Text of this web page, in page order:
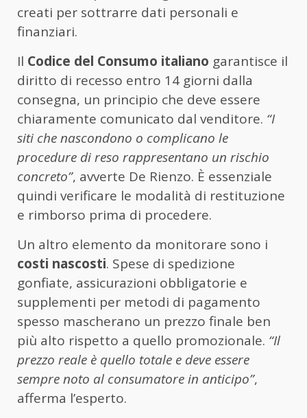
creati per sottrarre dati personali e
finanziari.
Il Codice del Consumo italiano garantisce il
diritto di recesso entro 14 giorni dalla
consegna, un principio che deve essere
chiaramente comunicato dal venditore. “I
siti che nascondono o complicano le
procedure di reso rappresentano un rischio
concreto”, avverte De Rienzo. È essenziale
quindi verificare le modalità di restituzione
e rimborso prima di procedere.
Un altro elemento da monitorare sono i
costi nascosti. Spese di spedizione
gonfiate, assicurazioni obbligatorie e
supplementi per metodi di pagamento
spesso mascherano un prezzo finale ben
più alto rispetto a quello promozionale. “Il
prezzo reale è quello totale e deve essere
sempre noto al consumatore in anticipo”,
afferma l’esperto.